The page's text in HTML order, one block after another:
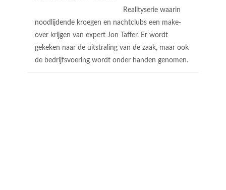
Realityserie waarin
noodlijdende kroegen en nachtclubs een make-
over krijgen van expert Jon Taffer. Er wordt
gekeken naar de uitstraling van de zaak, maar ook
de bedrijfsvoering wordt onder handen genomen.